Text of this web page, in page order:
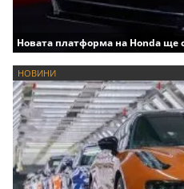
Новата платформа на Honda ще
НОВИНИ